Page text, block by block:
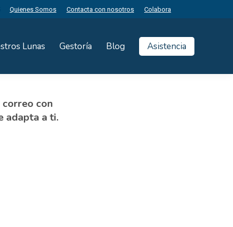
Quienes Somos Contacta con nosotros Colabora
Lunas Gestoría Blog Asistencia